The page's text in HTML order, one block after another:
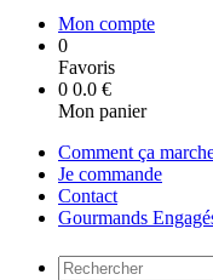
Mon compte
0
Favoris
0 0.0 €
Mon panier
Comment ça
Je commande
Contact
Gourmands